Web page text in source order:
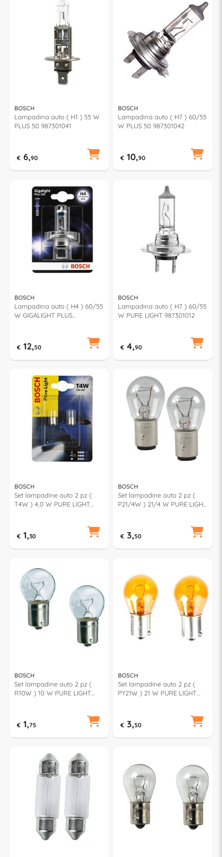
BOSCH
Lampadina auto ( H1 ) 55 W
PLUS 50 987301041
€ 6,90
BOSCH
Lampadina auto ( H7 ) 60/55
W PLUS 50 987301042
€ 10,90
BOSCH
Lampadina auto ( H4 ) 60/55
W GIGALIGHT PLUS
€ 12,50
BOSCH
Lampadina auto ( H7 ) 60/55
W PURE LIGHT 987301012
€ 4,90
BOSCH
Set lampadine auto 2 pz (
T4W ) 4,0 W PURE LIGHT
€ 1,30
BOSCH
Set lampadine auto 2 pz (
P21/4W ) 21/4 W PURE LIGHT
€ 3,50
BOSCH
Set lampadine auto 2 pz (
R10W ) 10 W PURE LIGHT
€ 1,75
BOSCH
Set lampadine auto 2 pz (
PY21W ) 21 W PURE LIGHT
€ 3,50